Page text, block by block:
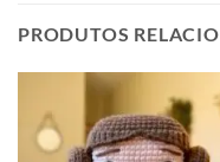
PRODUTOS